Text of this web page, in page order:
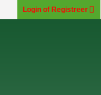
Login of Registreer